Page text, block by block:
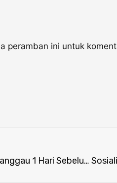
peramban ini untuk
Pelayanan di Kantor Disdukcapil Sanggau 1 Hari Sebelum Penutupan Berkas Pendaftaran CPNS Tahun 2019